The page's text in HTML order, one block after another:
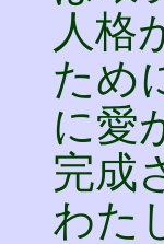
人格
ため
に愛
完成
わた